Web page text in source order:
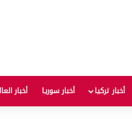
أخبار تركيا أخبار سوريا أخبار